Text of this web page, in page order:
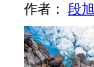
作者： 段旭